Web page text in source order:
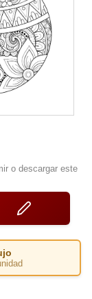
o descargar este